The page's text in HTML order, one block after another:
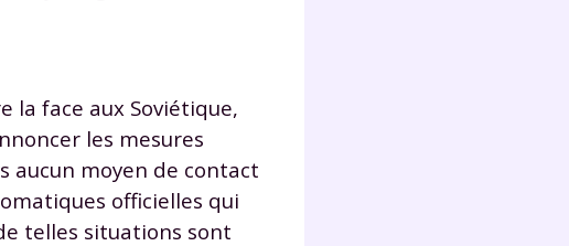
la face aux Soviétique,
les mesures
aucun moyen de contact
officielles qui
telles situations sont